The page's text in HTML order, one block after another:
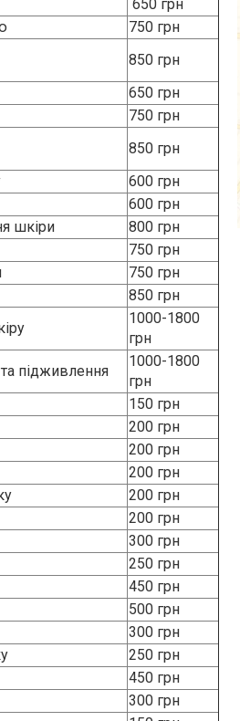
850 грн
650 грн
750 грн
850 грн
600 грн
600 грн
шкіри
800 грн
750 грн
750 грн
850 грн
1000-1800
грн
підживлення
1000-1800
грн
150 грн
200 грн
200 грн
200 грн
200 грн
200 грн
300 грн
250 грн
450 грн
500 грн
300 грн
250 грн
450 грн
300 грн
150 грн
100 грн